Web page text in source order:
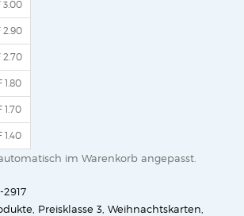
3.00
2.90
2.70
1.80
1.70
1.40
im Warenkorb angepasst.
2917
Preisklasse 3 Weihnachtskarten